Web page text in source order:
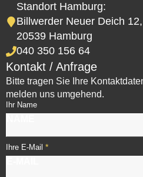
Standort Hamburg:
Billwerder Neuer Deich 12,
20539 Hamburg
040 350 156 64
Kontakt / Anfrage
Bitte tragen Sie Ihre
melden uns umgehend.
Ihr Name
Ihre E-Mail *